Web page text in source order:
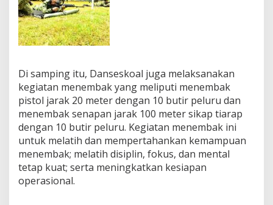
Di samping itu, Danseskoal juga melaksanakan
kegiatan menembak yang meliputi menembak
pistol jarak 20 meter dengan 10 butir peluru dan
menembak senapan jarak 100 meter sikap tiarap
dengan 10 butir peluru. Kegiatan menembak ini
untuk melatih dan mempertahankan kemampuan
menembak; melatih disiplin, fokus, dan mental
tetap kuat; serta meningkatkan kesiapan
operasional.